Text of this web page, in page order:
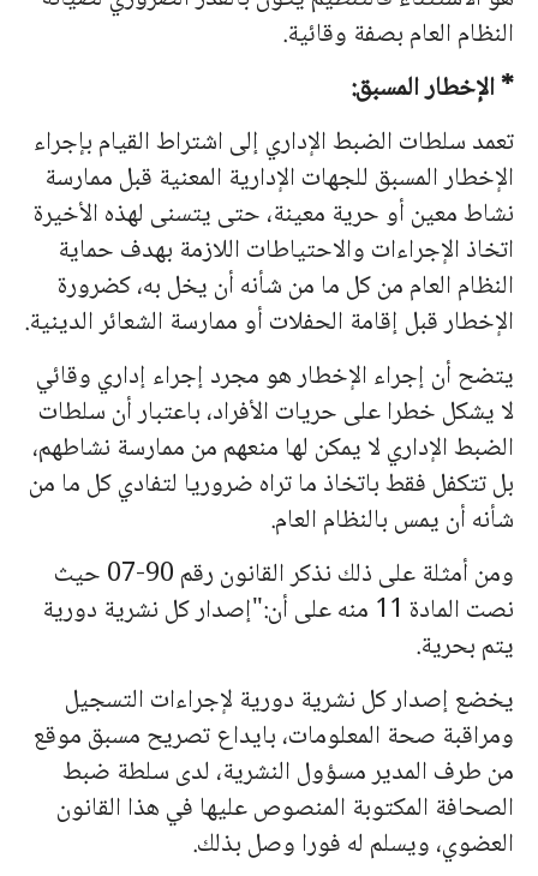
النظام العام بصفة وقائية.
* الإخطار المسبق:
تعمد سلطات الضبط الإداري إلى اشتراط القيام بإجراء
الإخطار المسبق للجهات الإدارية المعنية قبل ممارسة
نشاط معين أو حرية معينة، حتى يتسنى لهذه الأخيرة
اتخاذ الإجراءات والاحتياطات اللازمة بهدف حماية
النظام العام من كل ما من شأنه أن يخل به، كضرورة
الإخطار قبل إقامة الحفلات أو ممارسة الشعائر الدينية.
يتضح أن إجراء الإخطار هو مجرد إجراء إداري وقائي
لا يشكل خطرا على حريات الأفراد، باعتبار أن سلطات
الضبط الإداري لا يمكن لها منعهم من ممارسة نشاطهم،
بل تتكفل فقط باتخاذ ما تراه ضروريا لتفادي كل ما من
شأنه أن يمس بالنظام العام.
ومن أمثلة على ذلك نذكر القانون رقم 90-07 حيث
نصت المادة 11 منه على أن:"إصدار كل نشرية دورية
يتم بحرية.
يخضع إصدار كل نشرية دورية لإجراءات التسجيل
ومراقبة صحة المعلومات، بايداع تصريح مسبق موقع
من طرف المدير مسؤول النشرية، لدى سلطة ضبط
الصحافة المكتوبة المنصوص عليها في هذا القانون
العضوي، ويسلم له فورا وصل بذلك.